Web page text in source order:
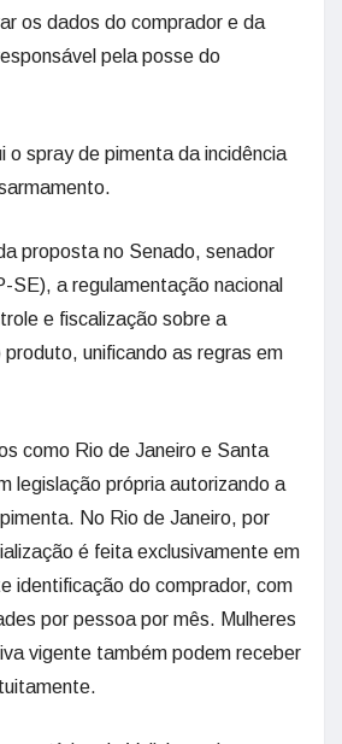
os dados do comprador e da
pela posse do
o spray de pimenta da incidência
proposta no Senado, senador
SE), a regulamentação nacional
e fiscalização sobre a
unificando as regras em
como Rio de Janeiro e Santa
legislação própria autorizando a
No Rio de Janeiro, por
é feita exclusivamente em
identificação do comprador, com
por pessoa por mês. Mulheres
vigente também podem receber